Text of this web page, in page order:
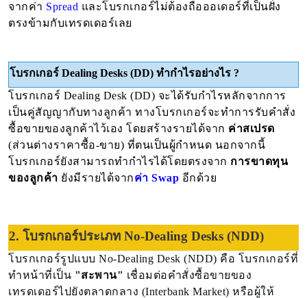
จากค่า Spread และโบรกเกอร์ไม่ต้องถือออเดอร์ที่เป็นฝั่ง
ตรงข้ามกับเทรดเดอร์เลย
โบรกเกอร์ Dealing Desks (DD) ทำกำไรอย่างไร ?
โบรกเกอร์ Dealing Desk (DD) จะได้รับกำไรหลักจากการ
เป็นคู่สัญญากับทางลูกค้า ทางโบรกเกอร์จะทำการรับคำสั่ง
ซื้อขายของลูกค้าไว้เอง โดยสร้างรายได้จาก ค่าสเปรด
(ส่วนต่างราคาซื้อ-ขาย) ที่ตนเป็นผู้กำหนด นอกจากนี้
โบรกเกอร์ยังสามารถทำกำไรได้โดยตรงจาก การขาดทุน
ของลูกค้า ยังมีรายได้จากค่า Swap อีกด้วย
2. โบรกเกอร์ประเภท No-Dealing Desks (NDD)
โบรกเกอร์รูปแบบ No-Dealing Desk (NDD) คือ โบรกเกอร์ที่
ทำหน้าที่เป็น "สะพาน" เชื่อมต่อคำสั่งซื้อขายของ
เทรดเดอร์ไปยังตลาดกลาง (Interbank Market) หรือผู้ให้